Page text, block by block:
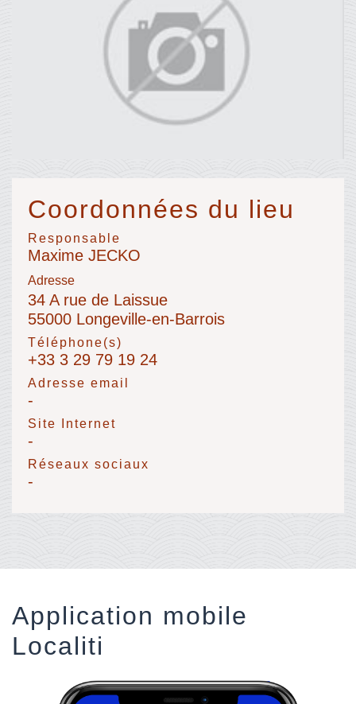
Coordonnées du lieu
Responsable
Maxime JECKO
Adresse
34 A rue de Laissue
55000 Longeville-en-Barrois
Téléphone(s)
+33 3 29 79 19 24
Adresse email
-
Site Internet
-
Réseaux sociaux
-
Application mobile
Localiti